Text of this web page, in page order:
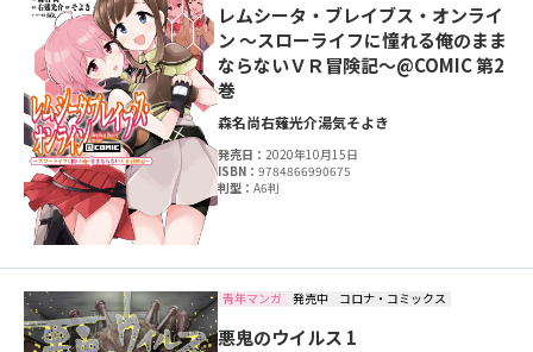
レムシータ・ブレイブス・オンライ
ン ～スローライフに憧れる俺のまま
ならないＶＲ冒険記～@COMIC 第2
巻
森名尚右薙光介湯気そよき
発売日：2020年10月15日
ISBN：9784866990675
判型：A6判
青年マンガ 発売中 コロナ・コミックス
悪鬼のウイルス 1